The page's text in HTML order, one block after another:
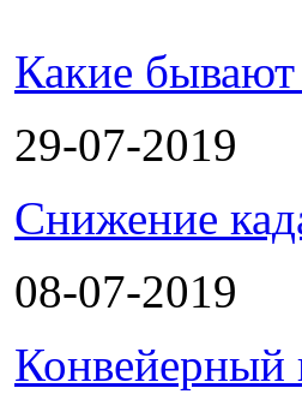
Какие
29-07-2019
Снижение
08-07-2019
Конвейерный